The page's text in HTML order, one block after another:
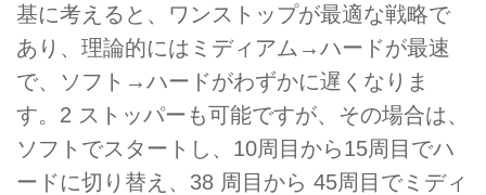
基に考えると、ワンストップが最適な戦略で
あり、理論的にはミディアム→ハードが最速
で、ソフト→ハードがわずかに遅くなりま
す。2 ストッパーも可能ですが、その場合は、
ソフトでスタートし、10周目から15周目でハ
ードに切り替え、38 周目から 45周目でミディ